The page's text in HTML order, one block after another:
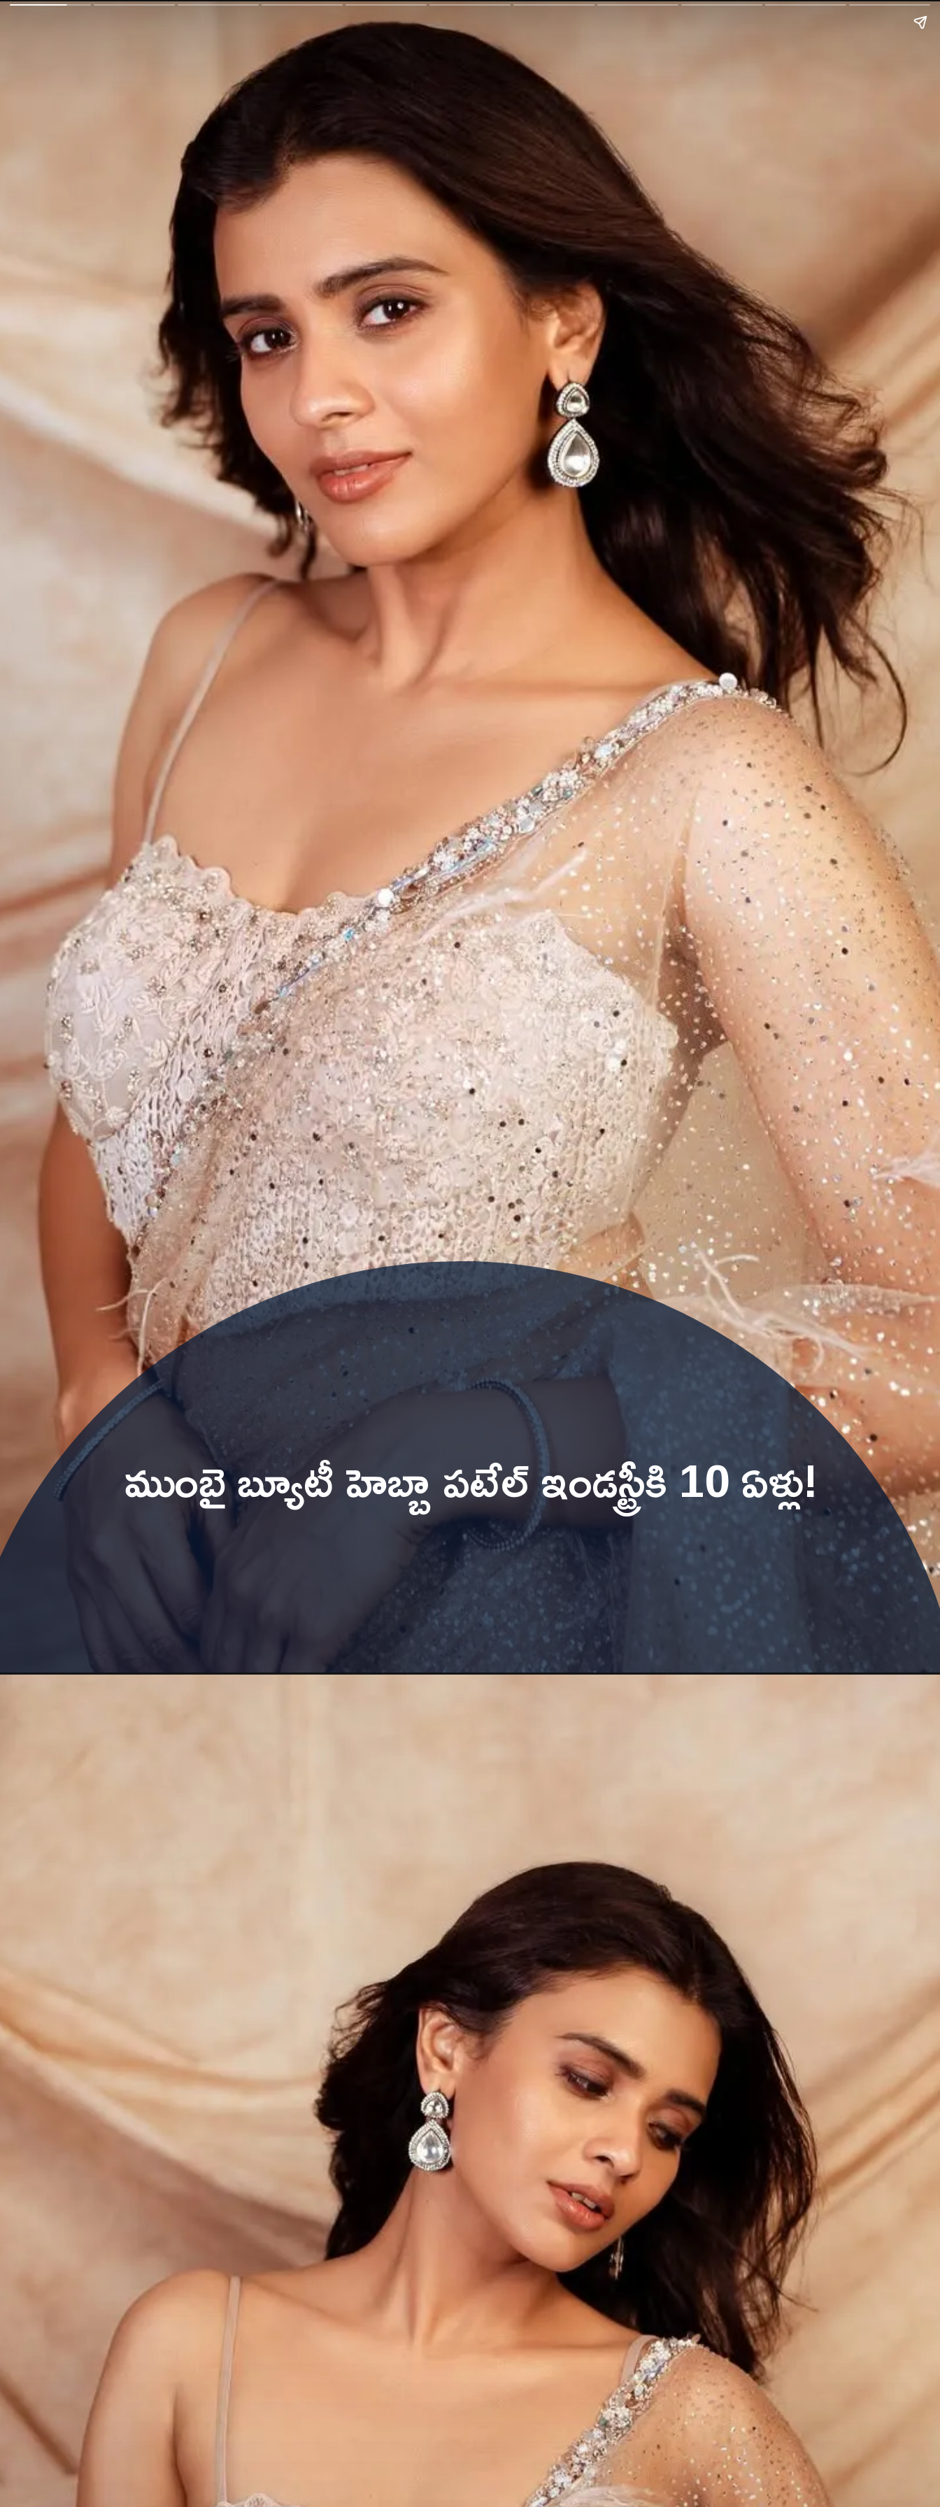
ముంబై బ్యూటీ హెబ్బా పటేల్ ఇండస్ట్రీకి 10 ఏళ్లు!